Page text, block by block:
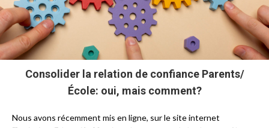
Consolider la relation de confiance Parents/
École: oui, mais comment?
Nous avons récemment mis en ligne, sur le site internet